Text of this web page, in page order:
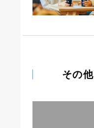
その他